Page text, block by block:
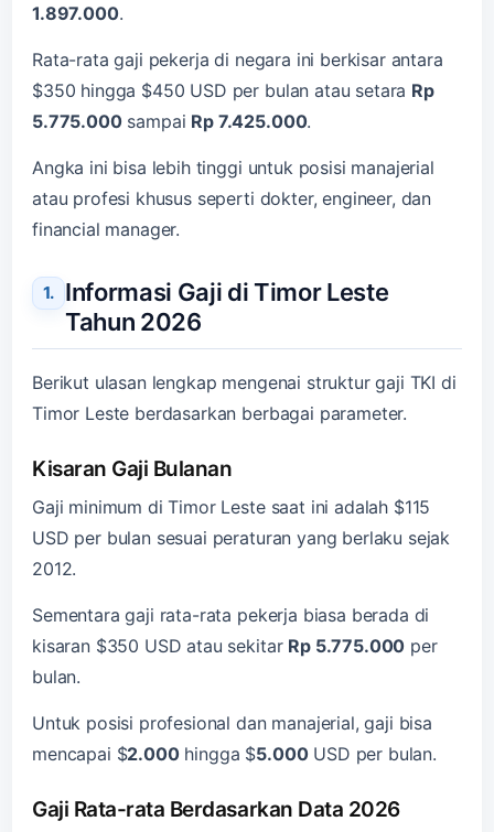
1.897.000.
Rata-rata gaji pekerja di negara ini berkisar antara
$350 hingga $450 USD per bulan atau setara Rp
5.775.000sampai Rp 7.425.000.
Angka ini bisa lebih tinggi untuk posisi manajerial
atau profesi khusus seperti dokter, engineer, dan
financial manager.
Informasi Gaji di Timor Leste
Tahun 2026
Berikut ulasan lengkap mengenai struktur gaji TKI di
Timor Leste berdasarkan berbagai parameter.
Kisaran Gaji Bulanan
Gaji minimum di Timor Leste saat ini adalah $115
USD per bulan sesuai peraturan yang berlaku sejak
2012.
Sementara gaji rata-rata pekerja biasa berada di
kisaran $350 USD atau sekitar Rp 5.775.000 per
bulan.
Untuk posisi profesional dan manajerial, gaji bisa
mencapai $2.000hingga $5.000USD per bulan.
Gaji Rata-rata Berdasarkan Data 2026